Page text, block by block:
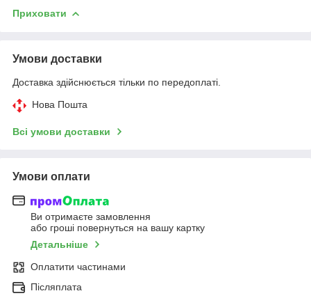
Приховати
Умови доставки
Доставка здійснюється тільки по передоплаті.
Нова Пошта
Всі умови доставки
Умови оплати
Ви отримаєте замовлення
або гроші повернуться на вашу картку
Детальніше
Оплатити частинами
Післяплата